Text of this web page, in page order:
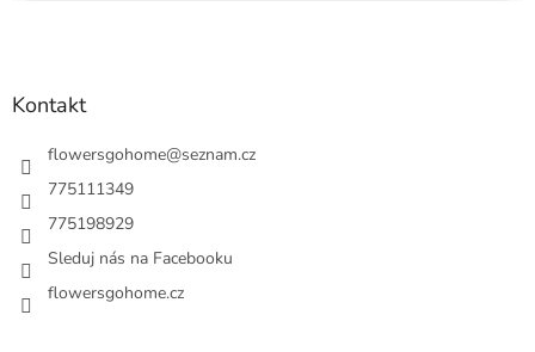
Kontakt
flowersgohome@seznam.cz
775111349
775198929
Sleduj nás na Facebooku
flowersgohome.cz